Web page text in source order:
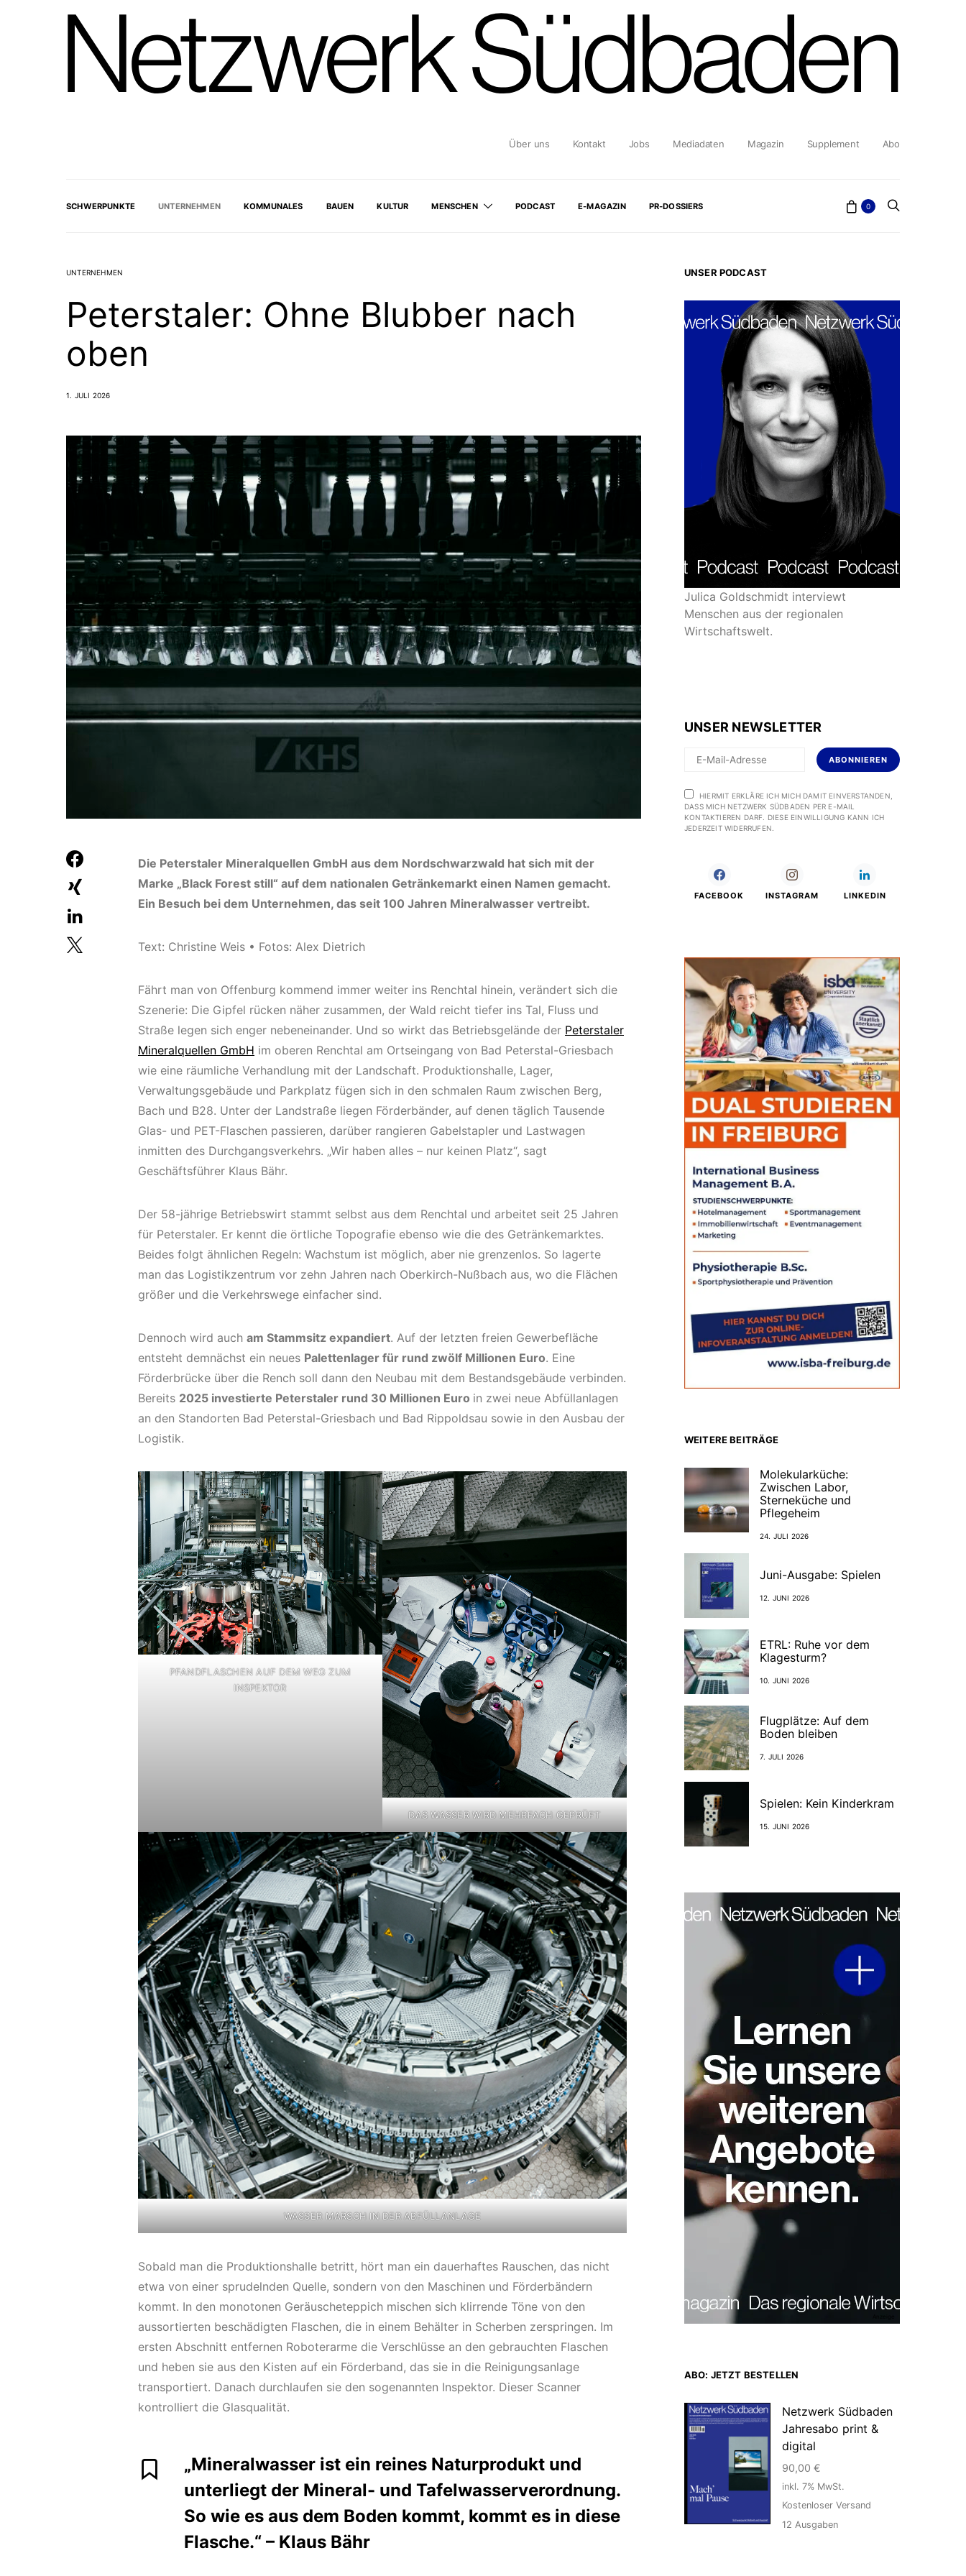
Über uns Kontakt Jobs Mediadaten Magazin Supplement Abo
SCHWERPUNKTE UNTERNEHMEN KOMMUNALES BAUEN KULTUR MENSCHEN PODCAST E-MAGAZIN PR-DOSSIERS 0
UNTERNEHMEN
Peterstaler: Ohne Blubber nach
oben
1. JULI 2026
Die Peterstaler Mineralquellen GmbH aus dem Nordschwarzwald hat sich mit der
Marke „Black Forest still“ auf dem nationalen Getränkemarkt einen Namen gemacht.
Ein Besuch bei dem Unternehmen, das seit 100 Jahren Mineralwasser vertreibt.
Text: Christine Weis • Fotos: Alex Dietrich
Fährt man von Offenburg kommend immer weiter ins Renchtal hinein, verändert sich die
Szenerie: Die Gipfel rücken näher zusammen, der Wald reicht tiefer ins Tal, Fluss und
Straße legen sich enger nebeneinander. Und so wirkt das Betriebsgelände der Peterstaler
Mineralquellen GmbH im oberen Renchtal am Ortseingang von Bad Peterstal-Griesbach
wie eine räumliche Verhandlung mit der Landschaft. Produktionshalle, Lager,
Verwaltungsgebäude und Parkplatz fügen sich in den schmalen Raum zwischen Berg,
Bach und B28. Unter der Landstraße liegen Förderbänder, auf denen täglich Tausende
Glas- und PET-Flaschen passieren, darüber rangieren Gabelstapler und Lastwagen
inmitten des Durchgangsverkehrs. „Wir haben alles – nur keinen Platz“, sagt
Geschäftsführer Klaus Bähr.
Der 58-jährige Betriebswirt stammt selbst aus dem Renchtal und arbeitet seit 25 Jahren
für Peterstaler. Er kennt die örtliche Topografie ebenso wie die des Getränkemarktes.
Beides folgt ähnlichen Regeln: Wachstum ist möglich, aber nie grenzenlos. So lagerte
man das Logistikzentrum vor zehn Jahren nach Oberkirch-Nußbach aus, wo die Flächen
größer und die Verkehrswege einfacher sind.
Dennoch wird auch am Stammsitz expandiert. Auf der letzten freien Gewerbefläche
entsteht demnächst ein neues Palettenlager für rund zwölf Millionen Euro. Eine
Förderbrücke über die Rench soll dann den Neubau mit dem Bestandsgebäude verbinden.
Bereits 2025 investierte Peterstaler rund 30 Millionen Euro in zwei neue Abfüllanlagen
an den Standorten Bad Peterstal-Griesbach und Bad Rippoldsau sowie in den Ausbau der
Logistik.
PFANDFLASCHEN AUF DEM WEG ZUM
INSPEKTOR
DAS WASSER WIRD MEHRFACH GEPRÜFT
WASSER MARSCH IN DER ABFÜLLANLAGE
Sobald man die Produktionshalle betritt, hört man ein dauerhaftes Rauschen, das nicht
etwa von einer sprudelnden Quelle, sondern von den Maschinen und Förderbändern
kommt. In den monotonen Geräuscheteppich mischen sich klirrende Töne von den
aussortierten beschädigten Flaschen, die in einem Behälter in Scherben zerspringen. Im
ersten Abschnitt entfernen Roboterarme die Verschlüsse an den gebrauchten Flaschen
und heben sie aus den Kisten auf ein Förderband, das sie in die Reinigungsanlage
transportiert. Danach durchlaufen sie den sogenannten Inspektor. Dieser Scanner
kontrolliert die Glasqualität.
„Mineralwasser ist ein reines Naturprodukt und
unterliegt der Mineral- und Tafelwasserverordnung.
So wie es aus dem Boden kommt, kommt es in diese
Flasche.“ – Klaus Bähr
UNSER PODCAST
Julica Goldschmidt interviewt
Menschen aus der regionalen
Wirtschaftswelt.
UNSER NEWSLETTER
ABONNIEREN
HIERMIT ERKLÄRE ICH MICH DAMIT EINVERSTANDEN,
DASS MICH NETZWERK SÜDBADEN PER E-MAIL
KONTAKTIEREN DARF. DIESE EINWILLIGUNG KANN ICH
JEDERZEIT WIDERRUFEN.
FACEBOOK INSTAGRAM LINKEDIN
WEITERE BEITRÄGE
Molekularküche:
Zwischen Labor,
Sterneküche und
Pflegeheim
24. JULI 2026
Juni-Ausgabe: Spielen
12. JUNI 2026
ETRL: Ruhe vor dem
Klagesturm?
10. JUNI 2026
Flugplätze: Auf dem
Boden bleiben
7. JULI 2026
Spielen: Kein Kinderkram
15. JUNI 2026
ABO: JETZT BESTELLEN
Netzwerk Südbaden
Jahresabo print &
digital
90,00 €
inkl. 7% MwSt.
Kostenloser Versand
12 Ausgaben